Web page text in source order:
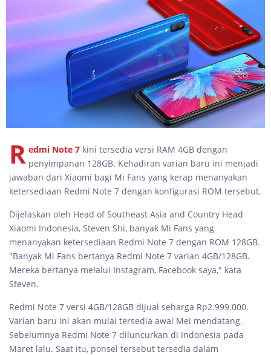
R edmi Note 7 kini tersedia versi RAM 4GB dengan
penyimpanan 128GB. Kehadiran varian baru ini menjadi
jawaban dari Xiaomi bagi Mi Fans yang kerap menanyakan
ketersediaan Redmi Note 7 dengan konfigurasi ROM tersebut.
Dijelaskan oleh Head of Southeast Asia and Country Head
Xiaomi Indonesia, Steven Shi, banyak Mi Fans yang
menanyakan ketersediaan Redmi Note 7 dengan ROM 128GB.
"Banyak Mi Fans bertanya Redmi Note 7 varian 4GB/128GB.
Mereka bertanya melalui Instagram, Facebook saya," kata
Steven.
Redmi Note 7 versi 4GB/128GB dijual seharga Rp2.999.000.
Varian baru ini akan mulai tersedia awal Mei mendatang.
Sebelumnya Redmi Note 7 diluncurkan di Indonesia pada
Maret lalu. Saat itu, ponsel tersebut tersedia dalam